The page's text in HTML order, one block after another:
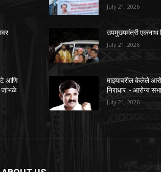
आणि
जांभळे
July 21, 2026
उपमुख्यमंत्री एकनाथ
July 21, 2026
माझ्यावरील केलेले
निराधार :- आरोग्य
July 21, 2026